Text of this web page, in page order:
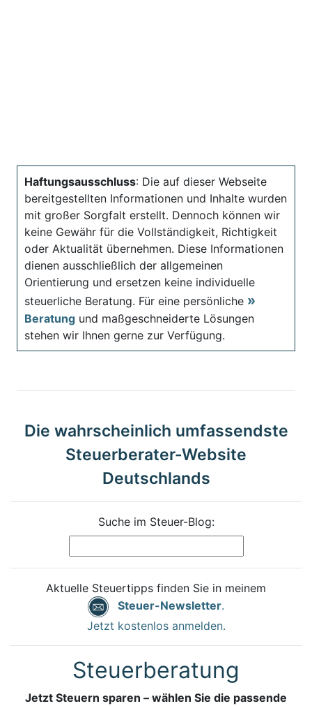
Haftungsausschluss: Die auf dieser Webseite
bereitgestellten Informationen und Inhalte wurden
mit großer Sorgfalt erstellt. Dennoch können wir
keine Gewähr für die Vollständigkeit, Richtigkeit
oder Aktualität übernehmen. Diese Informationen
dienen ausschließlich der allgemeinen
Orientierung und ersetzen keine individuelle
steuerliche Beratung. Für eine persönliche
Beratung und maßgeschneiderte Lösungen
stehen wir Ihnen gerne zur Verfügung.
Die wahrscheinlich umfassendste
Steuerberater-Website
Deutschlands
Suche im Steuer-Blog:
Aktuelle Steuertipps finden Sie in meinem
Steuer-Newsletter.
Jetzt kostenlos anmelden.
Steuerberatung
Jetzt Steuern sparen – wählen Sie die passende